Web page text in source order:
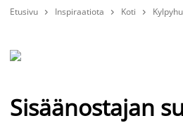
Etusivu  Inspiraatiota  Koti 
Sisäänostajan